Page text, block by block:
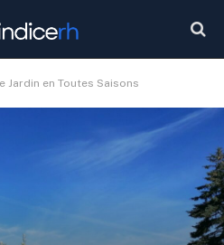
Jardin en Toutes Saisons